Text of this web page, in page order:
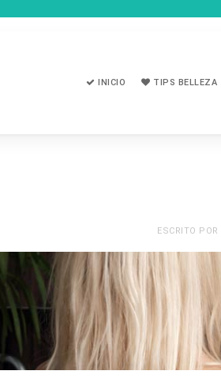
INICIO TIPS BELLEZA
ESCRITO POR